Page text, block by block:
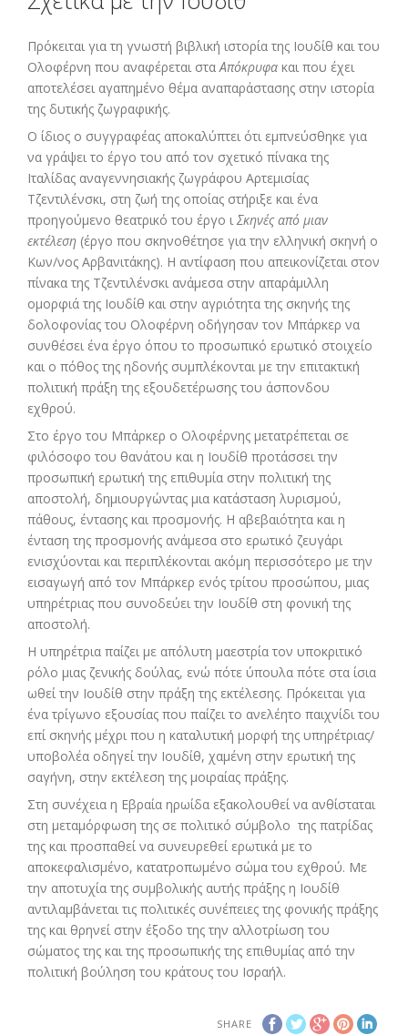
Πρόκειται για τη γνωστή βιβλική ιστορία της Ιουδίθ και του
Ολοφέρνη που αναφέρεται σταΑπόκρυφα και που έχει
αποτελέσει αγαπημένο θέμα αναπαράστασης στην ιστορία
της δυτικής ζωγραφικής.
Ο ίδιος ο συγγραφέας αποκαλύπτει ότι εμπνεύσθηκε για
να γράψει το έργο του από τον σχετικό πίνακα της
Ιταλίδας αναγεννησιακής ζωγράφου Αρτεμισίας
Τζεντιλένσκι, στη ζωή της οποίας στήριξε και ένα
προηγούμενο θεατρικό του έργο ιΣκηνές από μιαν
εκτέλεση (έργο που σκηνοθέτησε για την ελληνική σκηνή ο
Κων/νος Αρβανιτάκης). Η αντίφαση που απεικονίζεται στον
πίνακα της Τζεντιλένσκι ανάμεσα στην απαράμιλλη
ομορφιά της Ιουδίθ και στην αγριότητα της σκηνής της
δολοφονίας του Ολοφέρνη οδήγησαν τον Μπάρκερ να
συνθέσει ένα έργο όπου το προσωπικό ερωτικό στοιχείο
και ο πόθος της ηδονής συμπλέκονται με την επιτακτική
πολιτική πράξη της εξουδετέρωσης του άσπονδου
εχθρού.
Στο έργο του Μπάρκερ ο Ολοφέρνης μετατρέπεται σε
φιλόσοφο του θανάτου και η Ιουδίθ προτάσσει την
προσωπική ερωτική της επιθυμία στην πολιτική της
αποστολή, δημιουργώντας μια κατάσταση λυρισμού,
πάθους, έντασης και προσμονής. Η αβεβαιότητα και η
ένταση της προσμονής ανάμεσα στο ερωτικό ζευγάρι
ενισχύονται και περιπλέκονται ακόμη περισσότερο με την
εισαγωγή από τον Μπάρκερ ενός τρίτου προσώπου, μιας
υπηρέτριας που συνοδεύει την Ιουδίθ στη φονική της
αποστολή.
Η υπηρέτρια παίζει με απόλυτη μαεστρία τον υποκριτικό
ρόλο μιας ζενικής δούλας, ενώ πότε ύπουλα πότε στα ίσια
ωθεί την Ιουδίθ στην πράξη της εκτέλεσης. Πρόκειται για
ένα τρίγωνο εξουσίας που παίζει το ανελέητο παιχνίδι του
επί σκηνής μέχρι που η καταλυτική μορφή της υπηρέτριας/
υποβολέα οδηγεί την Ιουδίθ, χαμένη στην ερωτική της
σαγήνη, στην εκτέλεση της μοιραίας πράξης.
Στη συνέχεια η Εβραία ηρωίδα εξακολουθεί να ανθίσταται
στη μεταμόρφωση της σε πολιτικό σύμβολο της πατρίδας
της και προσπαθεί να συνευρεθεί ερωτικά με το
αποκεφαλισμένο, κατατροπωμένο σώμα του εχθρού. Με
την αποτυχία της συμβολικής αυτής πράξης η Ιουδίθ
αντιλαμβάνεται τις πολιτικές συνέπειες της φονικής πράξης
της και θρηνεί στην έξοδο της την αλλοτρίωση του
σώματος της και της προσωπικής της επιθυμίας από την
πολιτική βούληση του κράτους του Ισραήλ.
SHARE